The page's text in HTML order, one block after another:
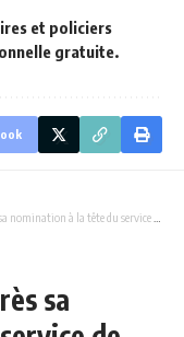
et policiers
gratuite.
de paie des enseignants du Kasaï 2, Djori Ngandu visite la sous-division de Luebo.
sa